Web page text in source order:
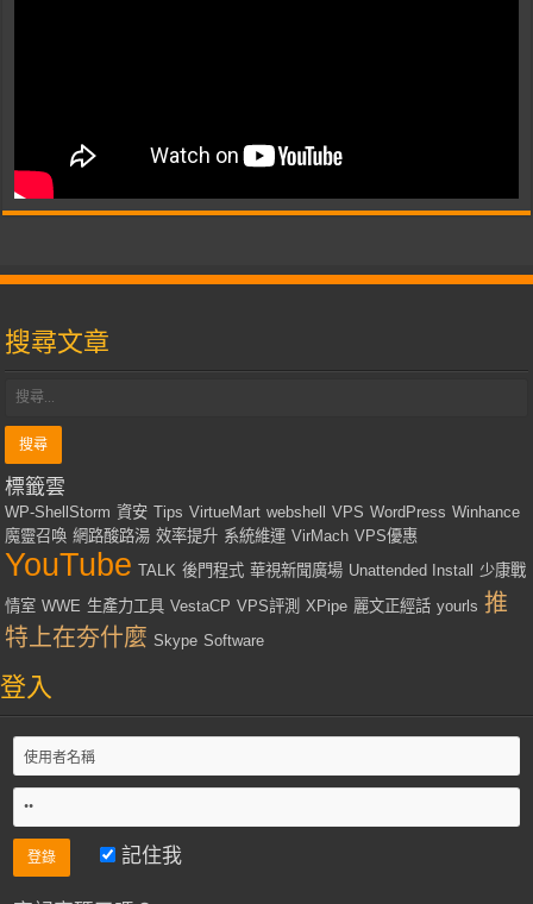
搜尋文章
標籤雲
WP-ShellStorm 資安 Tips VirtueMart webshell VPS WordPress Winhance
魔靈召喚 網路酸路湯 效率提升 系統維運 VirMach VPS優惠
YouTube TALK 後門程式 華視新聞廣場 Unattended Install
少康戰
情室 WWE 生產力工具 VestaCP VPS評測 XPipe 麗文正經話 yourls 推
特上在夯什麼 Skype Software
登入
記住我